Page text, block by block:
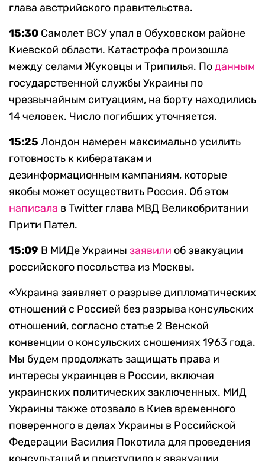
глава австрийского правительства.
15:30 Самолет ВСУ упал в Обуховском районе
Киевской области. Катастрофа произошла
между селами Жуковцы и Трипилья. Поданным
государственной службы Украины по
чрезвычайным ситуациям, на борту находились
14 человек. Число погибших уточняется.
15:25 Лондон намерен максимально усилить
готовность к кибератакам и
дезинформационным кампаниям, которые
якобы может осуществить Россия. Об этом
написала в Twitter глава МВД Великобритании
Прити Пател.
15:09 В МИДе Украины заявили об эвакуации
российского посольства из Москвы.
«Украина заявляет о разрыве дипломатических
отношений с Россией без разрыва консульских
отношений, согласно статье 2 Венской
конвенции о консульских сношениях 1963 года.
Мы будем продолжать защищать права и
интересы украинцев в России, включая
украинских политических заключенных. МИД
Украины также отозвало в Киев временного
поверенного в делах Украины в Российской
Федерации Василия Покотила для проведения